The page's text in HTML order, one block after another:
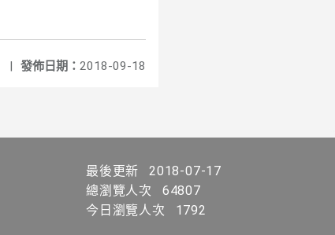
發佈日期： 2018-09-18
|
最後更新
2018-07-17
總瀏覽人次
64807
今日瀏覽人次
1792